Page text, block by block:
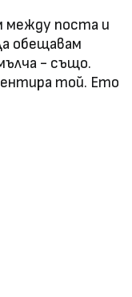
между поста и
обещавам
- също.
той. Ето